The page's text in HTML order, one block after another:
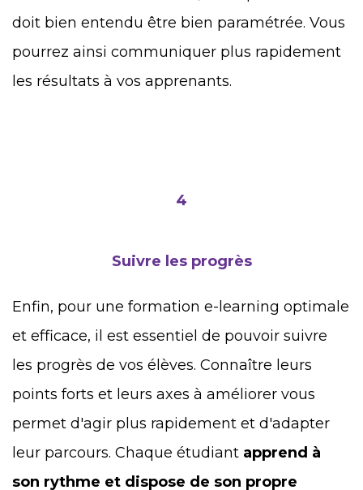
doit bien entendu être bien paramétrée. Vous
pourrez ainsi communiquer plus rapidement
les résultats à vos apprenants.
4
Suivre les progrès
Enfin, pour une formation e-learning optimale
et efficace, il est essentiel de pouvoir suivre
les progrès de vos élèves. Connaître leurs
points forts et leurs axes à améliorer vous
permet d'agir plus rapidement et d'adapter
leur parcours. Chaque étudiant apprend à
son rythme et dispose de son propre